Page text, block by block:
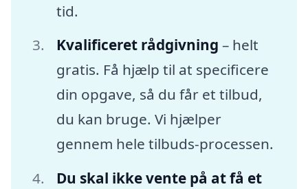
tid.
Kvalificeret rådgivning – helt
gratis. Få hjælp til at specificere
din opgave, så du får et tilbud,
du kan bruge. Vi hjælper
gennem hele tilbuds-processen.
Du skal ikke vente på at få et